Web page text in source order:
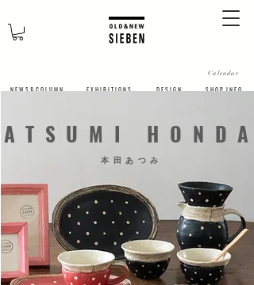
N E W S & C O L U M N
Calendar
​E X H I B I T I O N S D E S I G N S H O P I N F O
​本田あつみ
​ATSUMI HONDA